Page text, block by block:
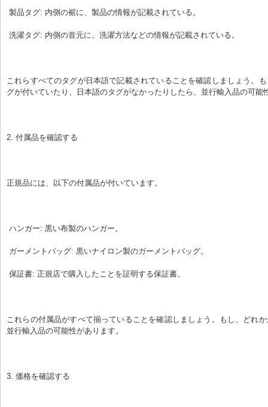
製品タグ: 内側の裾に、製品の情報が記載されている。
洗濯タグ: 内側の首元に、洗濯方法などの情報が記載されている。
これらすべてのタグが日本語で記載されていることを確認しましょう。
グが付いていたり、日本語のタグがなかったりしたら、並行輸入品の可能
2. 付属品を確認する
正規品には、以下の付属品が付いています。
ハンガー: 黒い布製のハンガー。
ガーメントバッグ: 黒いナイロン製のガーメントバッグ。
保証書: 正規店で購入したことを証明する保証書。
これらの付属品がすべて揃っていることを確認しましょう。もし、どれ
並行輸入品の可能性があります。
3. 価格を確認する